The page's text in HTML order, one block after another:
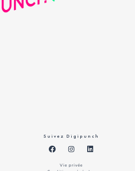
Suivez Digipunch
Vie privée